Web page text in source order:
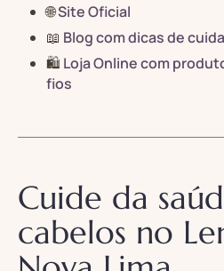
🌐Site Oficial
📖 Blog com dicas de
🛍️ Loja Online com
fios
Cuide da
cabelos no